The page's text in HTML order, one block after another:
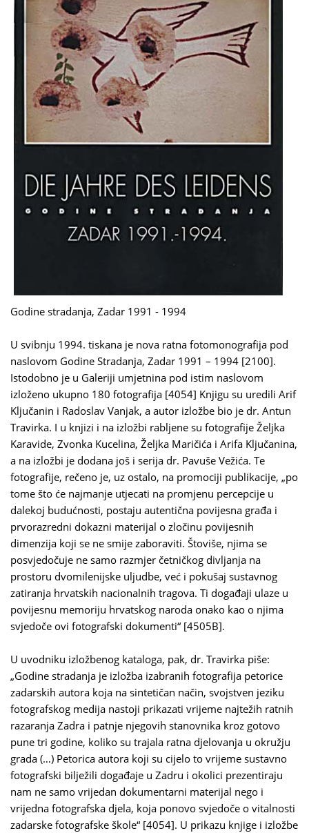
Godine stradanja, Zadar 1991 - 1994
U svibnju 1994. tiskana je nova ratna fotomonografija pod
naslovom Godine Stradanja, Zadar 1991 – 1994 [2100].
Istodobno je u Galeriji umjetnina pod istim naslovom
izloženo ukupno 180 fotografija [4054] Knjigu su uredili Arif
Ključanin i Radoslav Vanjak, a autor izložbe bio je dr. Antun
Travirka. I u knjizi i na izložbi rabljene su fotografije Željka
Karavide, Zvonka Kucelina, Željka Maričića i Arifa Ključanina,
a na izložbi je dodana još i serija dr. Pavuše Vežića. Te
fotografije, rečeno je, uz ostalo, na promociji publikacije, „po
tome što će najmanje utjecati na promjenu percepcije u
dalekoj budućnosti, postaju autentična povijesna građa i
prvorazredni dokazni materijal o zločinu povijesnih
dimenzija koji se ne smije zaboraviti. Štoviše, njima se
posvjedočuje ne samo razmjer četničkog divljanja na
prostoru dvomilenijske uljudbe, već i pokušaj sustavnog
zatiranja hrvatskih nacionalnih tragova. Ti događaji ulaze u
povijesnu memoriju hrvatskog naroda onako kao o njima
svjedoče ovi fotografski dokumenti“ [4505B].
U uvodniku izložbenog kataloga, pak, dr. Travirka piše:
„Godine stradanja je izložba izabranih fotografija petorice
zadarskih autora koja na sintetičan način, svojstven jeziku
fotografskog medija nastoji prikazati vrijeme najtežih ratnih
razaranja Zadra i patnje njegovih stanovnika kroz gotovo
pune tri godine, koliko su trajala ratna djelovanja u okružju
grada (…) Petorica autora koji su cijelo to vrijeme sustavno
fotografski bilježili događaje u Zadru i okolici prezentiraju
nam ne samo vrijedan dokumentarni materijal nego i
vrijedna fotografska djela, koja ponovo svjedoče o vitalnosti
zadarske fotografske škole“ [4054]. U prikazu knjige i izložbe